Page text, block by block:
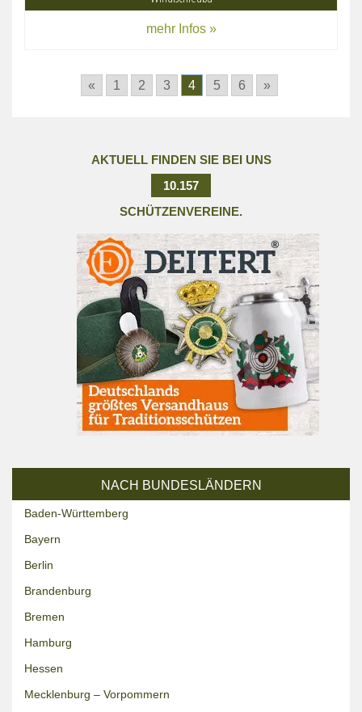
mehr Infos »
« 1 2 3 4 5 6 »
AKTUELL FINDEN SIE BEI UNS
10.157
SCHÜTZENVEREINE.
NACH BUNDESLÄNDERN
Baden-Württemberg
Bayern
Berlin
Brandenburg
Bremen
Hamburg
Hessen
Mecklenburg – Vorpommern